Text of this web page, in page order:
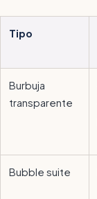
Tipo
Burbuja
transparente
Bubble suite